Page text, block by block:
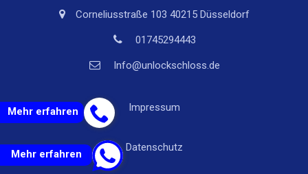
Corneliusstraße 103 40215 Düsseldorf
01745294443
Info@unlockschloss.de
Impressum
Datenschutz
Mehr erfahren
Mehr erfahren